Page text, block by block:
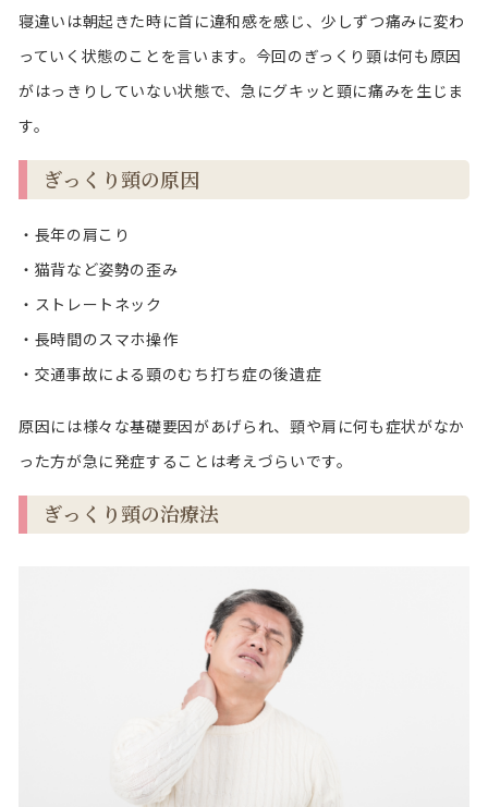
寝違いは朝起きた時に首に違和感を感じ、少しずつ痛みに変わ
っていく状態のことを言います。今回のぎっくり頸は何も原因
がはっきりしていない状態で、急にグキッと頸に痛みを生じま
す。
ぎっくり頸の原因
・長年の肩こり
・猫背など姿勢の歪み
・ストレートネック
・長時間のスマホ操作
・交通事故による頸のむち打ち症の後遺症
原因には様々な基礎要因があげられ、頸や肩に何も症状がなか
った方が急に発症することは考えづらいです。
ぎっくり頸の治療法